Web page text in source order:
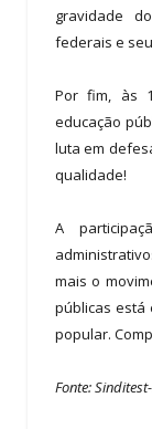
gravidade
federais e
Por fim, às
educação
luta em
qualidade!
A
mais o
públicas está
popular.
Fonte: